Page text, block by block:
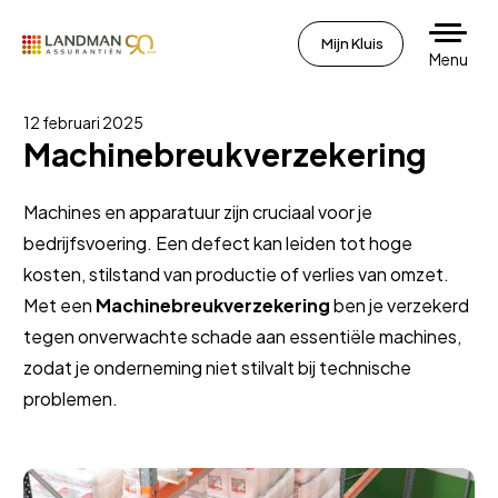
Mijn Kluis
Menu
12 februari 2025
Machinebreukverzekering
Machines en apparatuur zijn cruciaal voor je
bedrijfsvoering. Een defect kan leiden tot hoge
kosten, stilstand van productie of verlies van omzet.
Met een Machinebreukverzekeringben je verzekerd
tegen onverwachte schade aan essentiële machines,
zodat je onderneming niet stilvalt bij technische
problemen.